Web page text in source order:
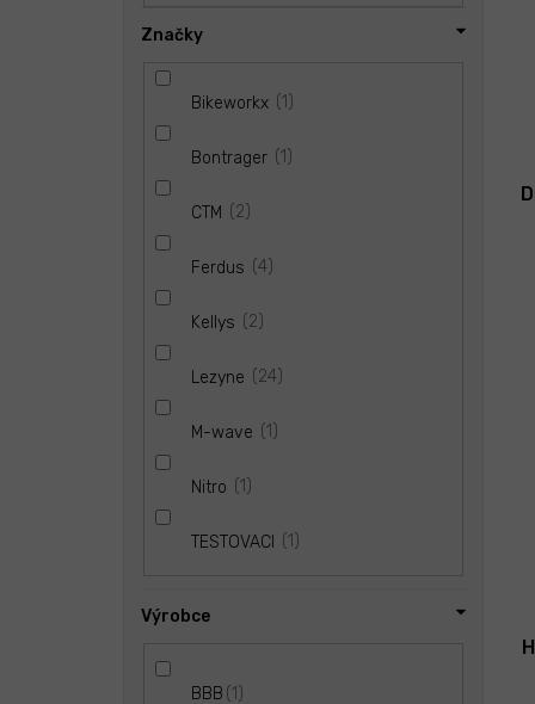
Značky
Bikeworkx 1
Bontrager 1
CTM 2
Ferdus 4
Kellys 2
Lezyne 24
M-wave 1
Nitro 1
TESTOVACI 1
Výrobce
BBB 1